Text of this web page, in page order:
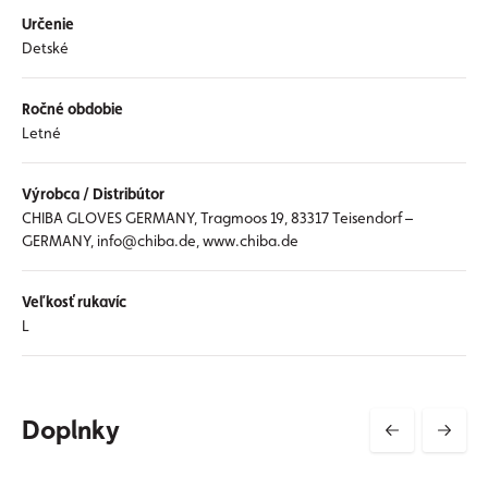
Určenie
Detské
Ročné obdobie
Letné
Výrobca / Distribútor
CHIBA GLOVES GERMANY, Tragmoos 19, 83317 Teisendorf –
GERMANY, info@chiba.de, www.chiba.de
Veľkosť rukavíc
L
Doplnky